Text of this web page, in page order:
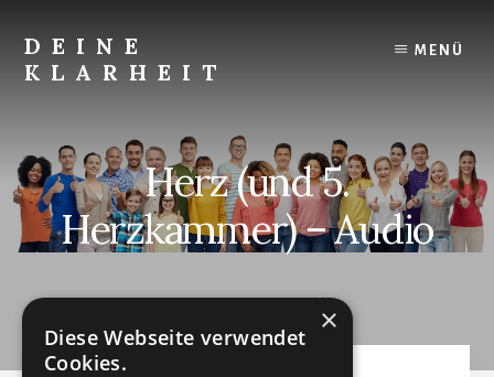
content
DEINE
KLARHEIT
innere
Klarheit.
MENÜ
Herz (und 5.
Herzkammer) – Audio
AUGUST 23, 2023 by
×
Diese Webseite verwendet
Cookies.